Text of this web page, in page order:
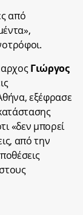
από
Γιώργος
εξέφρασε
«δεν μπορεί
από την